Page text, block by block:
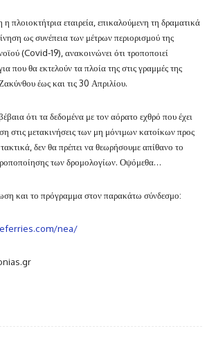
πλοιοκτήτρια εταιρεία, επικαλούμενη τη δραματικά
ως συνέπεια των μέτρων περιορισμού της
(Covid-19), ανακοινώνει ότι τροποποιεί
που θα εκτελούν τα πλοία της στις γραμμές της
έως και τις 30 Απριλίου.
ότι τα δεδομένα με τον αόρατο εχθρό που έχει
στις μετακινήσεις των μη μόνιμων κατοίκων προς
δεν θα πρέπει να θεωρήσουμε απίθανο το
των δρομολογίων. Οψόμεθα…
και το πρόγραμμα στον παρακάτω σύνδεσμο:
nea/